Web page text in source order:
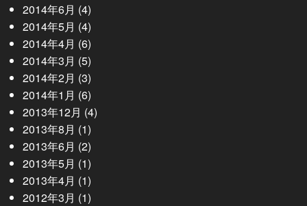
2014年6月 (4)
2014年5月 (4)
2014年4月 (6)
2014年3月 (5)
2014年2月 (3)
2014年1月 (6)
2013年12月 (4)
2013年8月 (1)
2013年6月 (2)
2013年5月 (1)
2013年4月 (1)
2012年3月 (1)